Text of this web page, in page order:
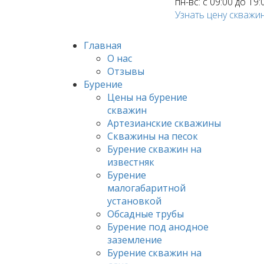
Узнать цену
Главная
О нас
Отзывы
Бурение
Цены на бурение
скважин
Артезианские скважины
Скважины на песок
Бурение скважин на
известняк
Бурение
малогабаритной
установкой
Обсадные трубы
Бурение под анодное
заземление
Бурение скважин на